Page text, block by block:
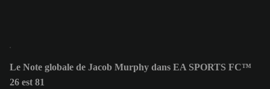
Le Note globale de Jacob Murphy dans EA SPORTS FC™
26 est 81